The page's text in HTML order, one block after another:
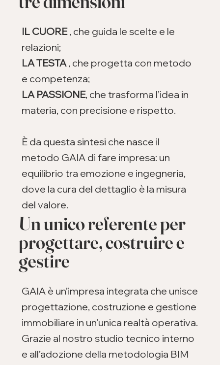
IL CUORE, che guida le scelte e le
relazioni;
LA TESTA, che progetta con metodo
e competenza;
LA PASSIONE, che trasforma l’idea in
materia, con precisione e rispetto.
È da questa sintesi che nasce il
metodo GAIA di fare impresa: un
equilibrio tra emozione e ingegneria,
dove la cura del dettaglio è la misura
del valore.
Un unico referente per
progettare, costruire e
gestire
GAIA è un’impresa integrata che unisce
progettazione, costruzione e gestione
immobiliare in un’unica realtà operativa.
Grazie al nostro studio tecnico interno
e all’adozione della metodologia BIM